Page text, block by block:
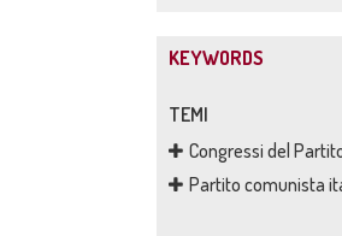
KEYWORDS
TEMI
Congressi del
Partito comunista